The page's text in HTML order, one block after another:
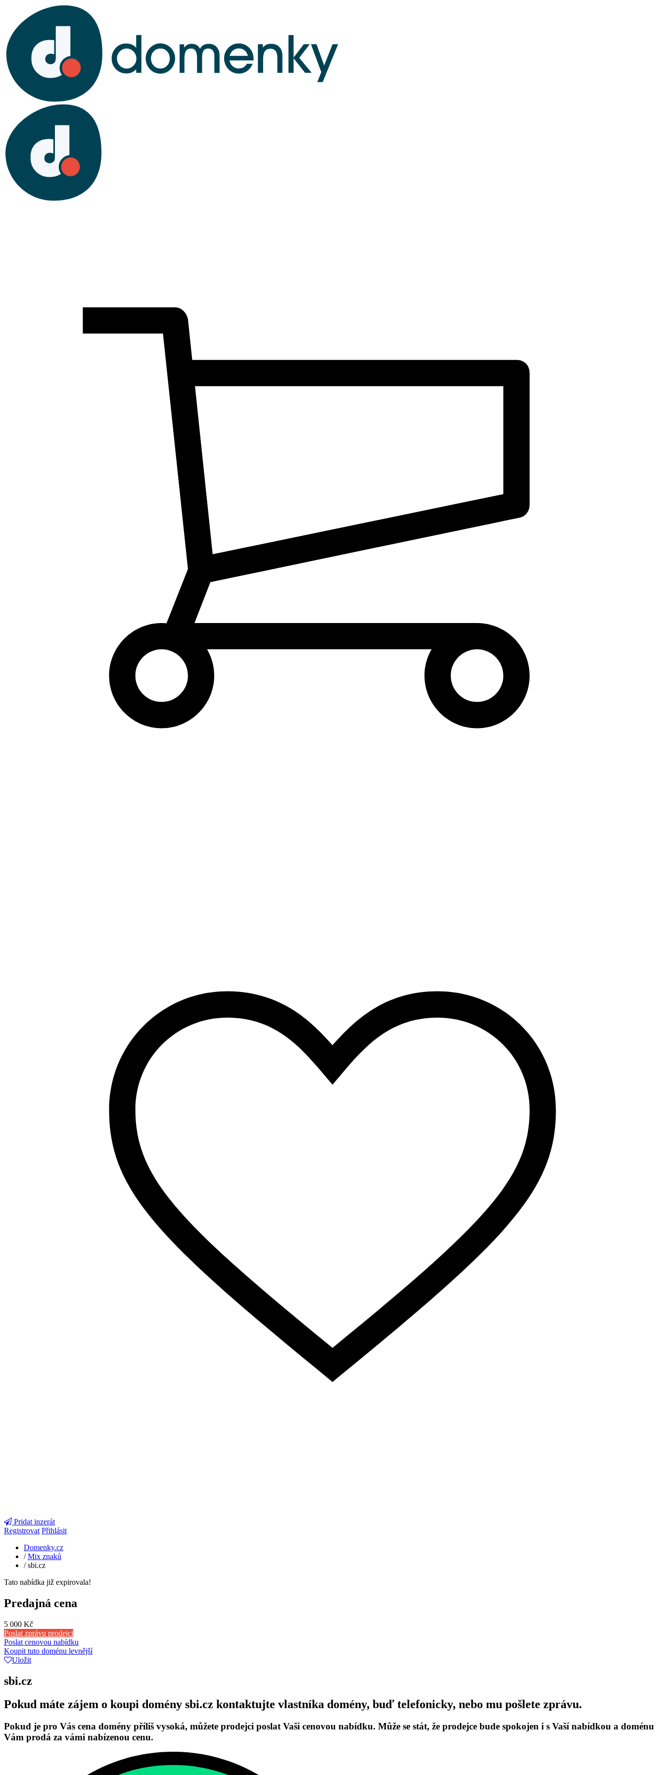
Pridat inzerát
Registrovat Přihlásit
Domenky.cz
/Mix znaků
/sbi.cz
Tato nabídka již expirovala!
Predajná cena
5 000 Kč
Poslat zprávu prodejci
Poslat cenovou nabídku
Koupit tuto doménu levnější
Uložit
sbi.cz
Pokud máte zájem o koupi domény sbi.cz kontaktujte vlastníka domény, buď telefonicky, nebo mu pošlete zprávu.
Pokud je pro Vás cena domény příliš vysoká, můžete prodejci poslat Vaši cenovou nabídku. Může se stát, že prodejce bude spokojen i s Vaší nabídkou a doménu
Vám prodá za vámi nabízenou cenu.